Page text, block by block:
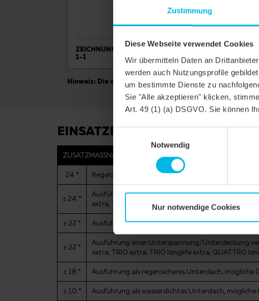
Zustimmung
Diese Webseite verwendet Cookies
Wir übermitteln Daten an
werden auch Nutzungsprofile
um bestimmte Dienste zu
Sie "Alle akzeptieren" klicken,
Art. 49 (1) (a) DSGVO. Sie können
Einwilligungsauswahl
Notwendig
Nur notwendige Cookies
ZEICHNUNG ANTIK ERHO-KORB-
1-1
ZEICHNUNG
Hinweis: Die dargestellten technischen Zeichnungen
EINSATZBEREICHE
ZUSATZMASSNAHMEN NACH CREATON HERSTELLERANGABE
24 ° Regeldachneigung CREATON DE in Kombination
≥ 24 °
Ausführung einer Unterspannung/Unterdeckung
extra, TRIO extra, TRIO longlife extra, QUATTRO
≥ 22 ° Ausführung einer Unterspannung/Unterdeckung
≥ 22 °
Ausführung einer Unterspannung/Unterdeckung
extra, TRIO extra, TRIO longlife extra, QUATTRO
≥ 18 ° Ausführung als regensicheres Unterdach, mögliche
≥ 10 ° Ausführung als wasserdichtes Unterdach, mögliche